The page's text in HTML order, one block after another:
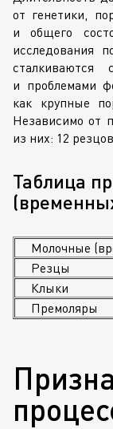
от генетики,
и общего
исследования
и проблемами
как крупные
Независимо от
из них: 12
Таблица
Молочные
Резцы
Клыки
Премоляры